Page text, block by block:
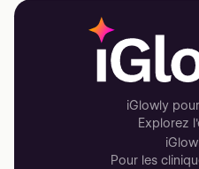
iGlowly
Explorez
Pour les